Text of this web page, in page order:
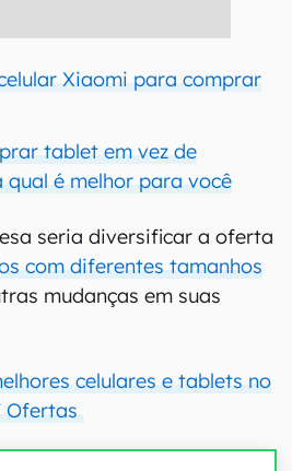
Xiaomi para comprar
tablet em vez de
qual é melhor para você
seria diversificar a oferta
com diferentes tamanhos
mudanças em suas
celulares e tablets no
Ofertas